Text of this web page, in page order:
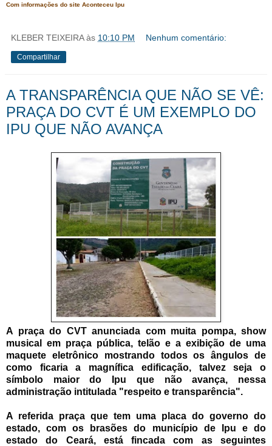
Com informações do site Aconteceu Ipu
KLEBER TEIXEIRA às 10:10 PM Nenhum comentário:
Compartilhar
A TRANSPARÊNCIA QUE NÃO SE VÊ:
PRAÇA DO CVT É UM EXEMPLO DO
IPU QUE NÃO AVANÇA
A praça do CVT anunciada com muita pompa, show
musical em praça pública, telão e a exibição de uma
maquete eletrônico mostrando todos os ângulos de
como ficaria a magnífica edificação, talvez seja o
símbolo maior do Ipu que não avança, nessa
administração intitulada "respeito e transparência".
A referida praça que tem uma placa do governo do
estado, com os brasões do município de Ipu e do
estado do Ceará, está fincada com as seguintes